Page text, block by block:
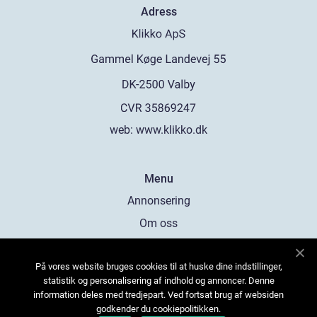
Adress
web: www.klikko.dk
Menu
Annonsering
Om oss
Kontakta oss
Sitemap
På vores website bruges cookies til at huske dine indstillinger,
statistik og personalisering af indhold og annoncer. Denne
information deles med tredjepart. Ved fortsat brug af websiden
godkender du cookiepolitikken.